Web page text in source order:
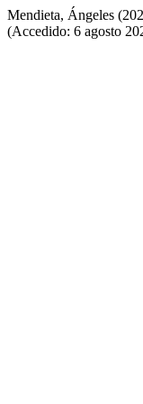
Mendieta, Ángeles
(Accedido: 6 agosto